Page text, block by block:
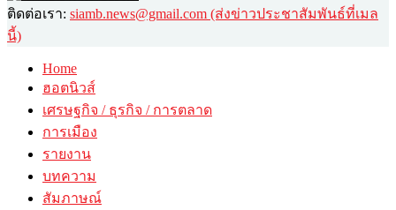
ติดต่อเรา: siamb.news@gmail.com (ส่งข่าวประชาสัมพันธ์ที่เมล
นี้)
Home
ฮอตนิวส์
เศรษฐกิจ / ธุรกิจ / การตลาด
การเมือง
รายงาน
บทความ
สัมภาษณ์